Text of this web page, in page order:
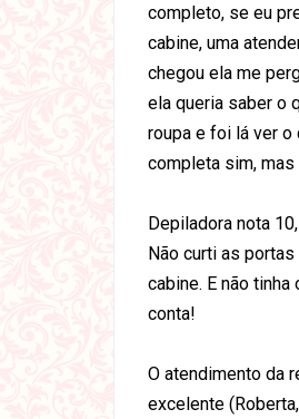
completo, se eu
cabine, uma
chegou ela me
ela queria saber o
roupa e foi lá ver o
completa sim, mas
Depiladora nota
Não curti as
cabine. E não
conta!
O atendimento da
excelente